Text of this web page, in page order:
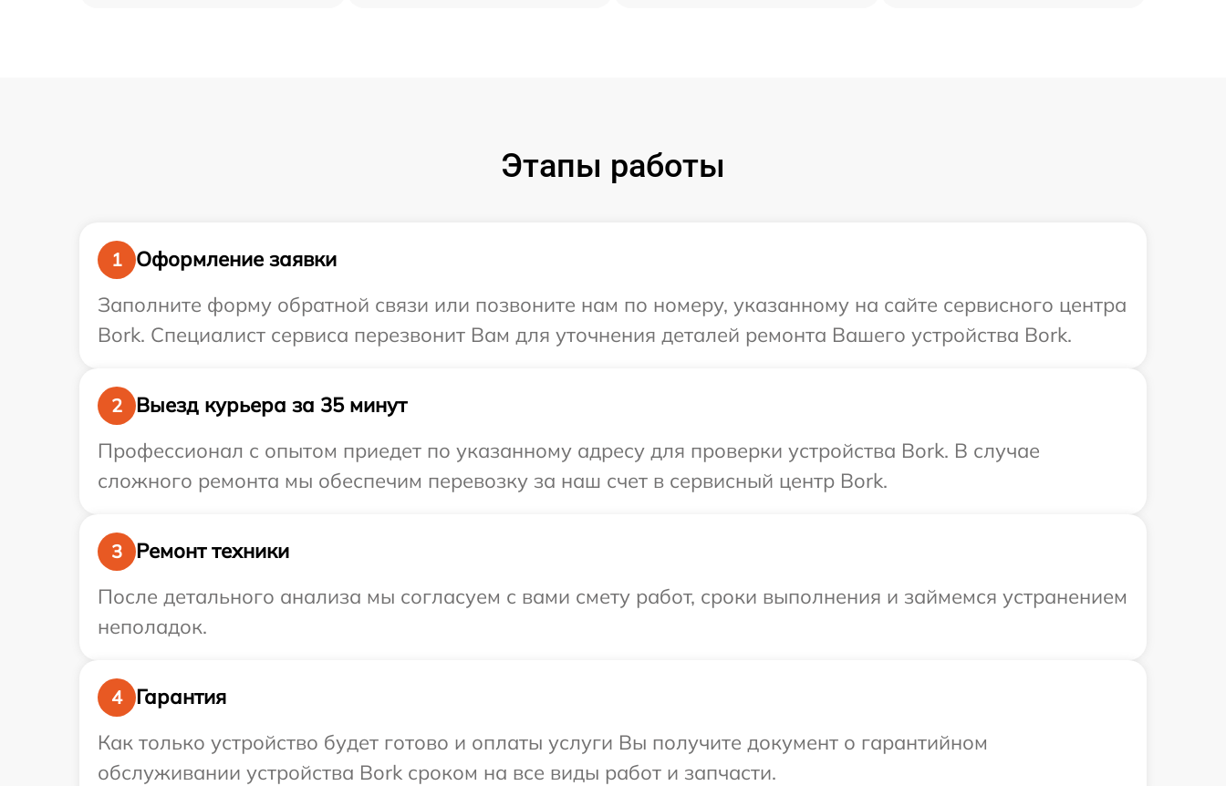
Этапы работы
1
Оформление заявки
Заполните форму обратной связи или позвоните нам по номеру, указанному на сайте сервисного центра
Bork. Специалист сервиса перезвонит Вам для уточнения деталей ремонта Вашего устройства Bork.
2
Выезд курьера за 35 минут
Профессионал с опытом приедет по указанному адресу для проверки устройства Bork. В случае
сложного ремонта мы обеспечим перевозку за наш счет в сервисный центр Bork.
3
Ремонт техники
После детального анализа мы согласуем с вами смету работ, сроки выполнения и займемся устранением
неполадок.
4
Гарантия
Как только устройство будет готово и оплаты услуги Вы получите документ о гарантийном
обслуживании устройства Bork сроком на все виды работ и запчасти.